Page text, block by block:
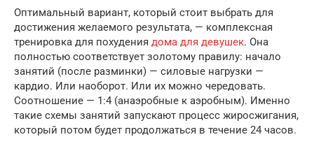
Оптимальный вариант, который стоит выбрать для
достижения желаемого результата, — комплексная
тренировка для похудения дома для девушек. Она
полностью соответствует золотому правилу: начало
занятий (после разминки) — силовые нагрузки —
кардио. Или наоборот. Или их можно чередовать.
Соотношение — 1:4 (анаэробные к аэробным). Именно
такие схемы занятий запускают процесс жиросжигания,
который потом будет продолжаться в течение 24 часов.